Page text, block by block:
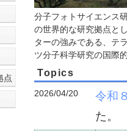
点
分子フォトサイエンス
の世界的な研究拠点と
ターの強みである、テ
ツ分子科学研究の国際
Topics
2026/04/20
令和
た。